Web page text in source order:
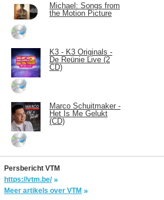
Michael: Songs from
the Motion Picture
K3 - K3 Originals -
De Reünie Live (2
CD)
Marco Schuitmaker -
Het Is Me Gelukt
(CD)
Persbericht VTM
https://vtm.be/
Meer artikels over VTM